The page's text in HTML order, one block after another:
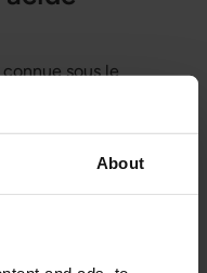
About
sous le
dérivé du latin
d'autres